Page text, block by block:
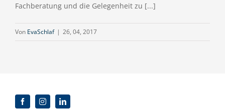
Fachberatung und die Gelegenheit zu [...]
Von EvaSchlaf | 26, 04, 2017